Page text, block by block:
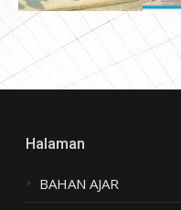
Halaman
BAHAN AJAR